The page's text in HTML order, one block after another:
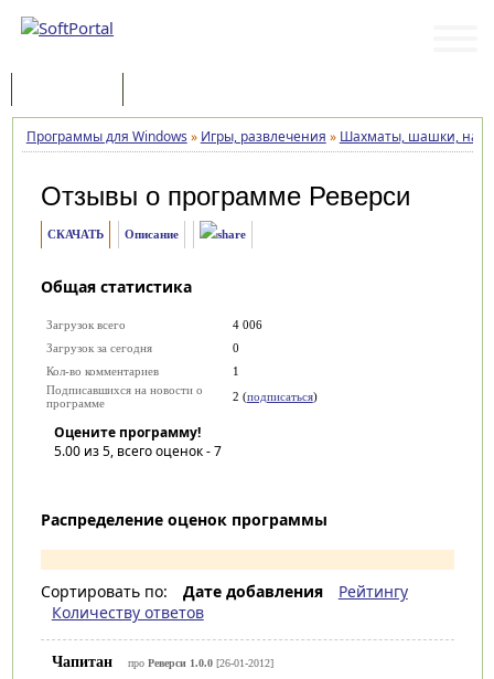
Программы для Windows » Игры, развлечения » Шахматы, шашки,
Отзывы о программе Реверси
СКАЧАТЬ Описание
Общая статистика
Загрузок всего
4 006
Загрузок за сегодня
0
Кол-во комментариев
1
Подписавшихся на новости о
программе
2 (подписаться)
Оцените программу!
5.00из 5, всего оценок -7
Распределение оценок программы
Сортировать по: Дате добавления
Рейтингу
Количеству ответов
Чапитан про Реверси 1.0.0[26-01-2012]